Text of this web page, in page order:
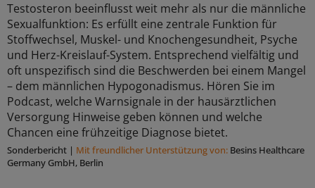
Testosteron beeinflusst weit mehr als nur die männliche
Sexualfunktion: Es erfüllt eine zentrale Funktion für
Stoffwechsel, Muskel- und Knochengesundheit, Psyche
und Herz-Kreislauf-System. Entsprechend vielfältig und
oft unspezifisch sind die Beschwerden bei einem Mangel
– dem männlichen Hypogonadismus. Hören Sie im
Podcast, welche Warnsignale in der hausärztlichen
Versorgung Hinweise geben können und welche
Chancen eine frühzeitige Diagnose bietet.
Sonderbericht | Mit freundlicher Unterstützung von: Besins Healthcare
Germany GmbH, Berlin